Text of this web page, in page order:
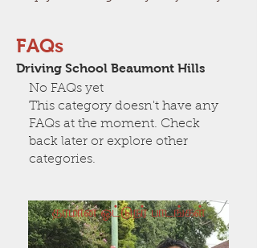
FAQs
Driving School Beaumont Hills
No FAQs yet
This category doesn't have any
FAQs at the moment. Check
back later or explore other
categories.
தரமான ஓட்டுநர் பாடங்கள்